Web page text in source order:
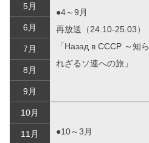
●4～9月
再放送（24.10-25.03）
「Назад в СССР ～知ら
れざるソ連への旅」
5月
6月
7月
8月
9月
10月
●10～3月
11月